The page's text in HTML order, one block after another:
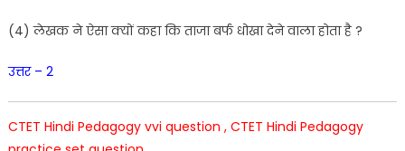
(4)लेखकनेऐसाक्योंकहाकिताजाबर्फ धोखादेनेवालाहोताहै ?
उत्तर – 2
CTET Hindi Pedagogy vvi question , CTET Hindi Pedagogy